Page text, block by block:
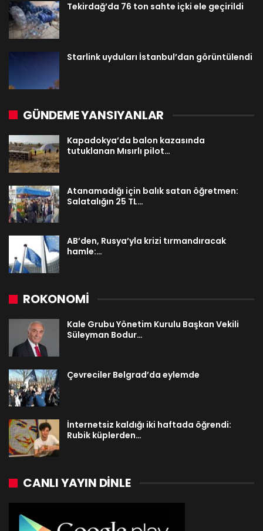
Tekirdağ’da 76 ton sahte içki ele geçirildi
Starlink uyduları İstanbul’dan görüntülendi
GÜNDEME YANSIYANLAR
Kapadokya’da balon kazasında
tutuklanan Mısırlı pilot…
Atanamadığı için balık satan öğretmen:
Salatalığın 25 TL…
AB’den, Rusya’yla krizi tırmandıracak
hamle:…
ROKONOMİ
Kale Grubu Yönetim Kurulu Başkan Vekili
Süleyman Bodur…
Çevreciler Belgrad’da eylemde
İnternetsiz kaldığı iki haftada öğrendi:
Rubik küplerden…
CANLI YAYIN DINLE